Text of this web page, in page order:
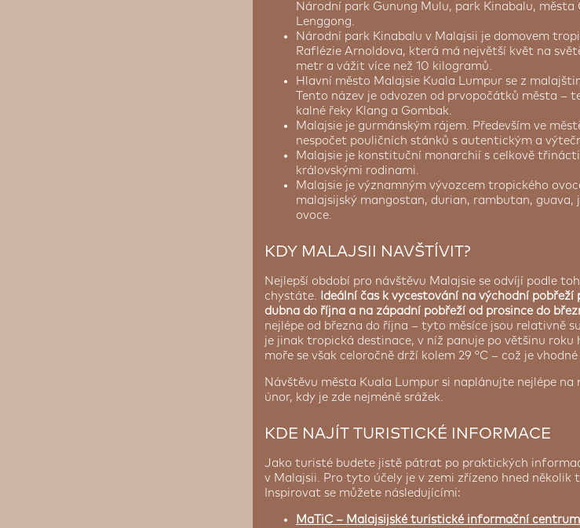
Národní park Gunung Mulu, park Kinabalu, města
Lenggong.
Národní park Kinabalu v Malajsii je domovem
Raflézie Arnoldova, která má největší květ na
metr a vážit více než 10 kilogramů.
Hlavní město Malajsie Kuala Lumpur se z
Tento název je odvozen od prvopočátků města –
kalné řeky Klang a Gombak.
Malajsie je gurmánským rájem. Především ve
nespočet pouličních stánků s autentickým a
Malajsie je konstituční monarchií s celkově
královskými rodinami.
Malajsie je významným vývozcem tropického
malajsijský mangostan, durian, rambutan,
ovoce.
KDY MALAJSII NAVŠTÍVIT?
Nejlepší období pro návštěvu Malajsie se odvíjí podle
chystáte. Ideální čas k vycestování na východní
dubna do října a na západní pobřeží od prosince do
nejlépe od března do října – tyto měsíce jsou relativně
je jinak tropická destinace, v níž panuje po většinu roku
moře se však celoročně drží kolem 29 °C – což je
Návštěvu města Kuala Lumpur si naplánujte nejlépe na
únor, kdy je zde nejméně srážek.
KDE NAJÍT TURISTICKÉ INFORMACE
Jako turisté budete jistě pátrat po praktických
v Malajsii. Pro tyto účely je v zemi zřízeno hned
Inspirovat se můžete následujícími:
MaTiC – Malajsijské turistické informační centrum